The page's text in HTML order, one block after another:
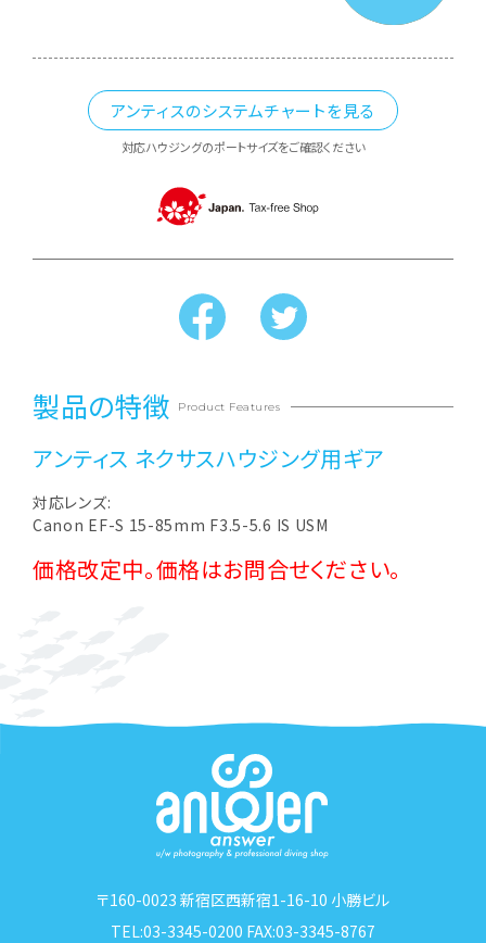
アンティスのシステムチャートを見る
対応ハウジングのポートサイズをご確認ください
製品の特徴 Product Features
アンティス ネクサスハウジング用ギア
対応レンズ:
Canon EF-S 15-85mm F3.5-5.6 IS USM
価格改定中。価格はお問合せください。
〒160-0023 新宿区西新宿1-16-10 小勝ビル
TEL:03-3345-0200 FAX:03-3345-8767